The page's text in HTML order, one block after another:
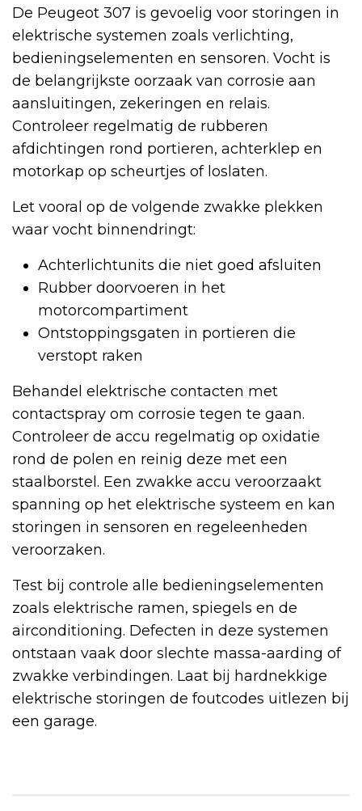
De Peugeot 307 is gevoelig voor storingen in
elektrische systemen zoals verlichting,
bedieningselementen en sensoren. Vocht is
de belangrijkste oorzaak van corrosie aan
aansluitingen, zekeringen en relais.
Controleer regelmatig de rubberen
afdichtingen rond portieren, achterklep en
motorkap op scheurtjes of loslaten.
Let vooral op de volgende zwakke plekken
waar vocht binnendringt:
Achterlichtunits die niet goed afsluiten
Rubber doorvoeren in het
motorcompartiment
Ontstoppingsgaten in portieren die
verstopt raken
Behandel elektrische contacten met
contactspray om corrosie tegen te gaan.
Controleer de accu regelmatig op oxidatie
rond de polen en reinig deze met een
staalborstel. Een zwakke accu veroorzaakt
spanning op het elektrische systeem en kan
storingen in sensoren en regeleenheden
veroorzaken.
Test bij controle alle bedieningselementen
zoals elektrische ramen, spiegels en de
airconditioning. Defecten in deze systemen
ontstaan vaak door slechte massa-aarding of
zwakke verbindingen. Laat bij hardnekkige
elektrische storingen de foutcodes uitlezen bij
een garage.